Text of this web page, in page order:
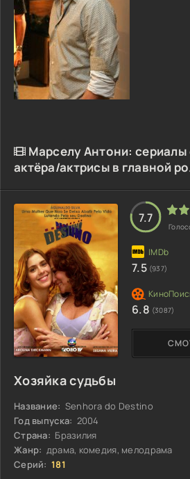
Марселу Антони: сериалы
актёра/актрисы в главной
Хозяйка судьбы
Название: Senhora do Destino
Год выпуска: 2004
Страна: Бразилия
Жанр: драма, комедия, мелодрама
Серий: 181
7.7
7.5 (937)
6.8 (3087)